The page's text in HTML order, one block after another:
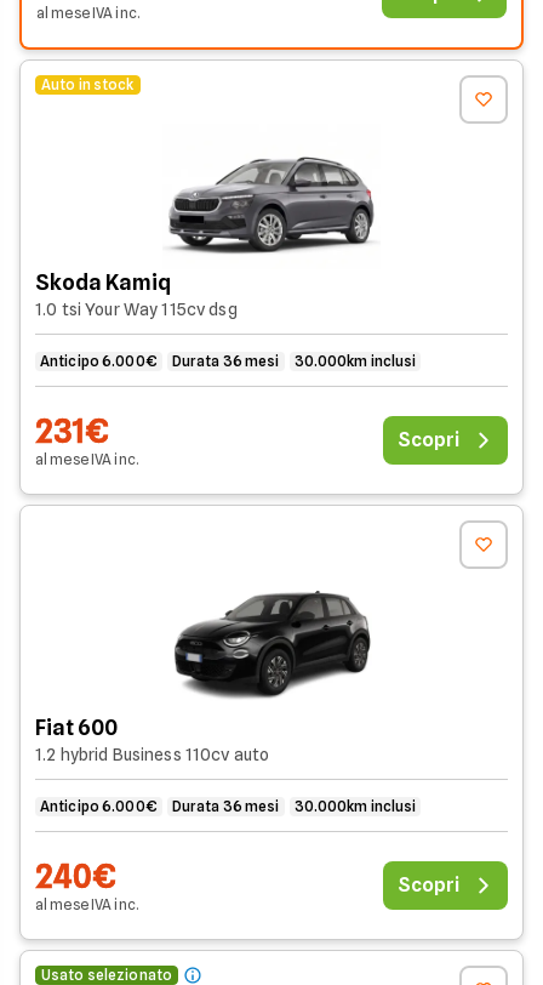
al meseIVAinc.
Auto in stock
Skoda Kamiq
1.0 tsi Your Way 115cv dsg
Anticipo 6.000€ Durata 36 mesi 30.000km inclusi
231€
al meseIVAinc.
Scopri
Fiat 600
1.2 hybrid Business 110cv auto
Anticipo 6.000€ Durata 36 mesi 30.000km inclusi
240€
al meseIVAinc.
Scopri
Usato selezionato